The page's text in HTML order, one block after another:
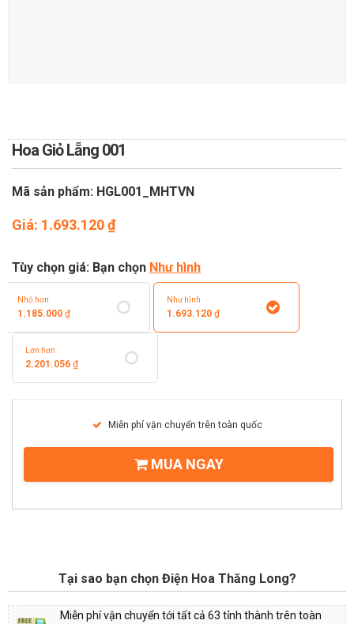
Hoa Giỏ Lẵng 001
Mã sản phẩm: HGL001_MHTVN
Giá: 1.693.120₫
Tùy chọn giá: Bạn chọn Như hình
Nhỏ hơn
1.185.000 ₫
Như hình
1.693.120₫
Lớn hơn
2.201.056 ₫
Miễn phí vận chuyển trên toàn quốc
MUA NGAY
Tại sao bạn chọn Điện Hoa Thăng Long?
Miễn phí vận chuyển tới tất cả 63 tỉnh thành trên toàn